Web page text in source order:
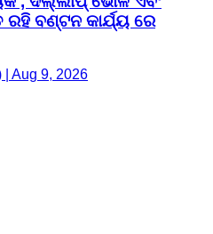
ବଣ୍ଟନ କାର୍ଯ୍ୟ ରେ
| Aug 9, 2026